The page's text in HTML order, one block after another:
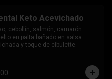
Keto Acevichado
cebollín, salmón, camarón
en palta bañado en salsa
y toque de cibulette.